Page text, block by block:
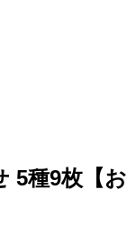
5種9枚【お